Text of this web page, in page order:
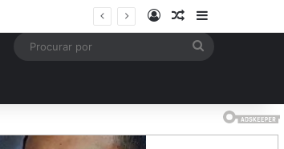
EntrarArtigo aleatório
Barra Lateral